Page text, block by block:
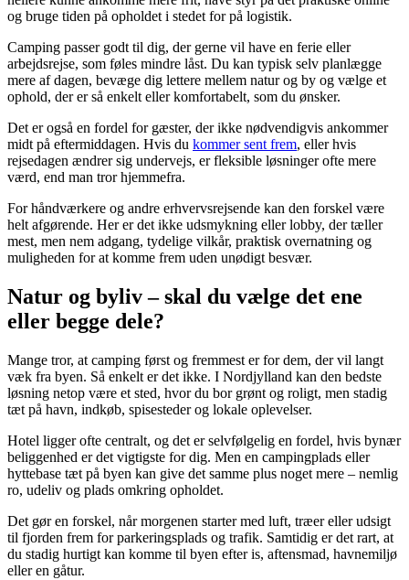
og bruge tiden på opholdet i stedet for på logistik.
Camping passer godt til dig, der gerne vil have en ferie eller
arbejdsrejse, som føles mindre låst. Du kan typisk selv planlægge
mere af dagen, bevæge dig lettere mellem natur og by og vælge et
ophold, der er så enkelt eller komfortabelt, som du ønsker.
Det er også en fordel for gæster, der ikke nødvendigvis ankommer
midt på eftermiddagen. Hvis du kommer sent frem, eller hvis
rejsedagen ændrer sig undervejs, er fleksible løsninger ofte mere
værd, end man tror hjemmefra.
For håndværkere og andre erhvervsrejsende kan den forskel være
helt afgørende. Her er det ikke udsmykning eller lobby, der tæller
mest, men nem adgang, tydelige vilkår, praktisk overnatning og
muligheden for at komme frem uden unødigt besvær.
Natur og byliv – skal du vælge det ene
eller begge dele?
Mange tror, at camping først og fremmest er for dem, der vil langt
væk fra byen. Så enkelt er det ikke. I Nordjylland kan den bedste
løsning netop være et sted, hvor du bor grønt og roligt, men stadig
tæt på havn, indkøb, spisesteder og lokale oplevelser.
Hotel ligger ofte centralt, og det er selvfølgelig en fordel, hvis bynær
beliggenhed er det vigtigste for dig. Men en campingplads eller
hyttebase tæt på byen kan give det samme plus noget mere – nemlig
ro, udeliv og plads omkring opholdet.
Det gør en forskel, når morgenen starter med luft, træer eller udsigt
til fjorden frem for parkeringsplads og trafik. Samtidig er det rart, at
du stadig hurtigt kan komme til byen efter is, aftensmad, havnemiljø
eller en gåtur.